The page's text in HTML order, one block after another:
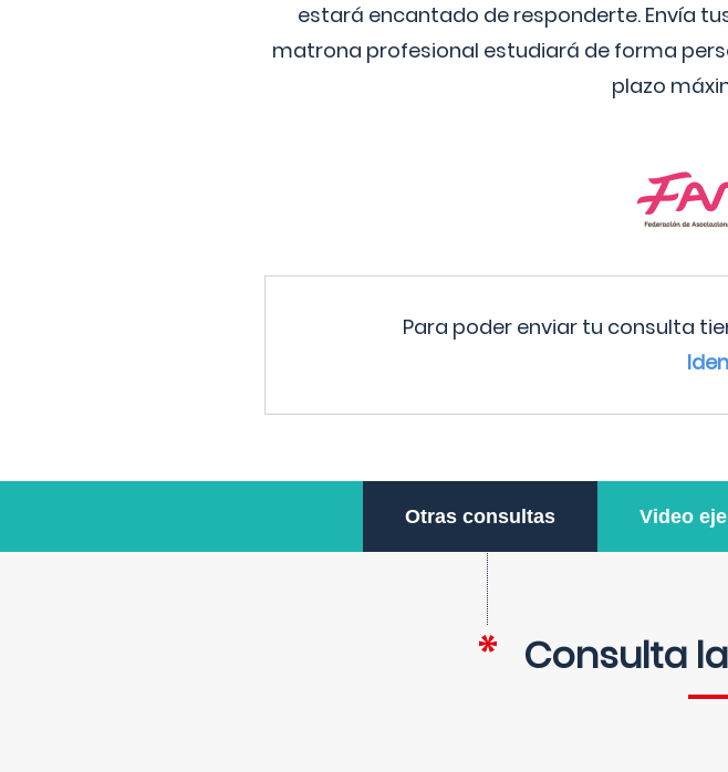
estará encantado de responderte. Envía
matrona profesional estudiará de forma
plazo
Para poder enviar tu consulta
Otras consultas Video
Consulta